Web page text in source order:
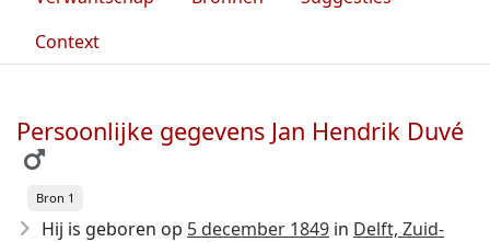
Context
Persoonlijke gegevens Jan Hendrik Duvé
Bron 1
Hij is geboren op 5 december 1849 in Delft, Zuid-